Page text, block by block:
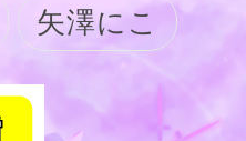
矢澤にこ